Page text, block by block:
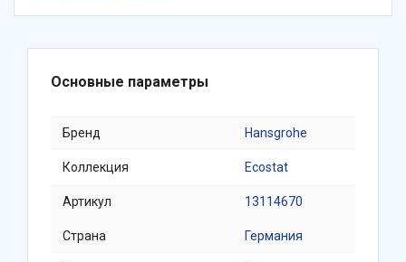
Основные параметры
Бренд Hansgrohe
Коллекция Ecostat
Артикул 13114670
Страна Германия